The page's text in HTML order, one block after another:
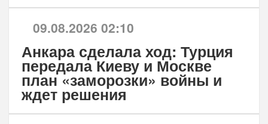
09.08.2026 02:10
Анкара сделала ход: Турция
передала Киеву и Москве
план «заморозки» войны и
ждет решения